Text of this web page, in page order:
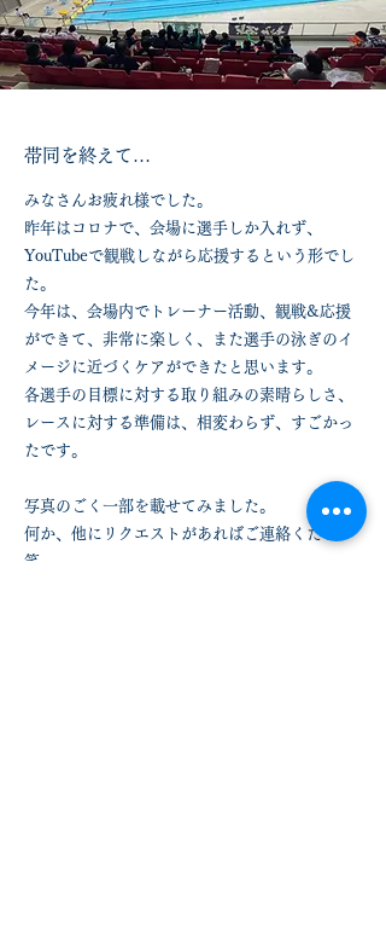
​帯同を終えて…
みなさんお疲れ様でした。
昨年はコロナで、会場に選手しか入れず、
YouTubeで観戦しながら応援するという形でし
た。
​今年は、会場内でトレーナー活動、観戦&応援
ができて、非常に楽しく、また選手の泳ぎのイ
メージに近づくケアができたと思います。
各選手の目標に対する取り組みの素晴らしさ、
レースに対する準備は、相変わらず、すごかっ
たです。
写真のごく一部を載せてみました。
何か、他にリクエストがあればご連絡ください
笑